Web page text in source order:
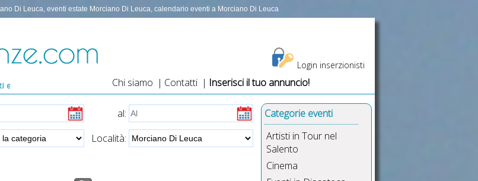
Di Leuca, eventi estate Morciano Di Leuca, calendario eventi a Morciano Di Leuca
Login inserzionisti
Chi siamo | Contatti | Inserisci il tuo annuncio!
Leuca, eventi estate 2026, calendario eventi a Morciano Di Leuca, eventi Morciano Di Leuca, eventi musicali
al:
Località:
Categorie eventi
Artisti in Tour nel
Salento
Cinema